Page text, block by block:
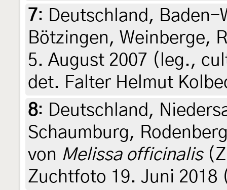
7: Deutschland,
Bötzingen, Weinberge,
5. August 2007 (leg.,
det. Falter Helmut
8: Deutschland,
Schaumburg,
von Melissa officinalis
Zuchtfoto 19. Juni